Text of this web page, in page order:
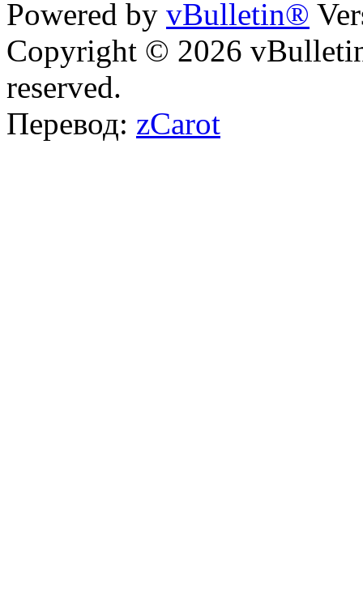
Powered by vBulletin®
Copyright © 2026
reserved.
Перевод: zCarot